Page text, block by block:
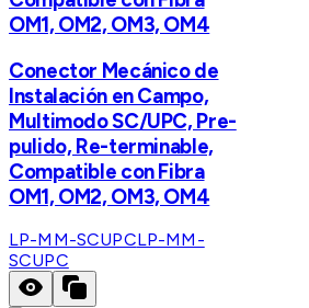
OM1, OM2, OM3, OM4
Conector Mecánico de
Instalación en Campo,
Multimodo SC/UPC, Pre-
pulido, Re-terminable,
Compatible con Fibra
OM1, OM2, OM3, OM4
LP-MM-SCUPCLP-MM-
SCUPC